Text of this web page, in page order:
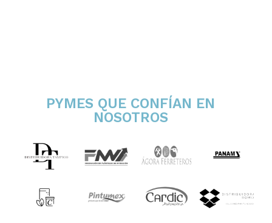
PYMES QUE CONFÍAN EN
NOSOTROS